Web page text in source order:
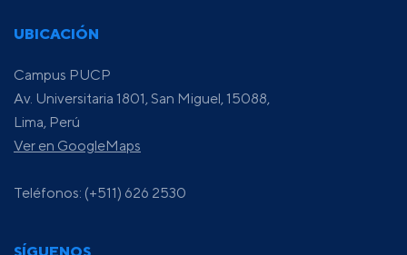
UBICACIÓN
Campus PUCP
Av. Universitaria 1801, San Miguel, 15088,
Lima, Perú
Ver en GoogleMaps
Teléfonos: (+511) 626 2530